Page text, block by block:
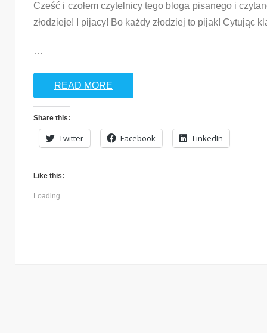
Cześć i czołem czytelnicy tego bloga pisanego i
złodzieje! I pijacy! Bo każdy złodziej to pijak! Cytując
…
READ MORE
Share this:
Twitter Facebook LinkedIn
Like this:
Loading...